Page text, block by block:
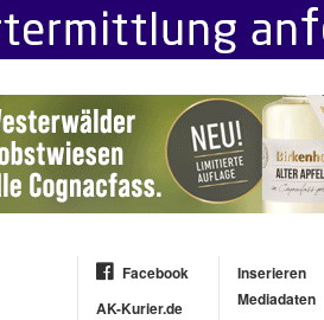
Facebook
AK-Kurier.de
Inserieren
Mediadaten